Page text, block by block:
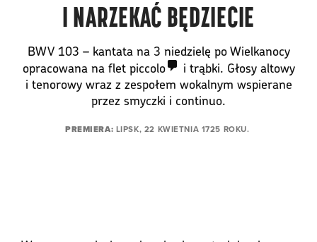
I NARZEKAĆ BĘDZIECIE
BWV 103 – kantata na 3 niedzielę po Wielkanocy
opracowana na flet piccolo
i trąbki. Głosy altowy
i tenorowy wraz z zespołem wokalnym wspierane
przez smyczki i continuo.
PREMIERA: LIPSK, 22 KWIETNIA 1725 ROKU.